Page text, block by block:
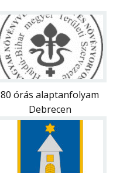
80 órás alaptanfolyam
Debrecen